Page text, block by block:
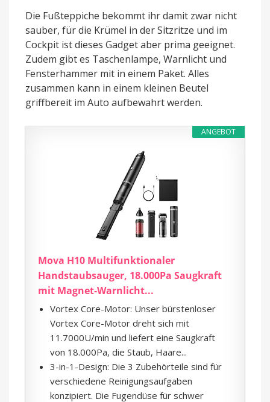
Die Fußteppiche bekommt ihr damit zwar nicht
sauber, für die Krümel in der Sitzritze und im
Cockpit ist dieses Gadget aber prima geeignet.
Zudem gibt es Taschenlampe, Warnlicht und
Fensterhammer mit in einem Paket. Alles
zusammen kann in einem kleinen Beutel
griffbereit im Auto aufbewahrt werden.
ANGEBOT
Mova H10 Multifunktionaler
Handstaubsauger, 18.000Pa Saugkraft
mit Magnet-Warnlicht...
Vortex Core-Motor: Unser bürstenloser
Vortex Core-Motor dreht sich mit
11.7000U/min und liefert eine Saugkraft
von 18.000Pa, die Staub, Haare...
3-in-1-Design: Die 3 Zubehörteile sind für
verschiedene Reinigungsaufgaben
konzipiert. Die Fugendüse für schwer